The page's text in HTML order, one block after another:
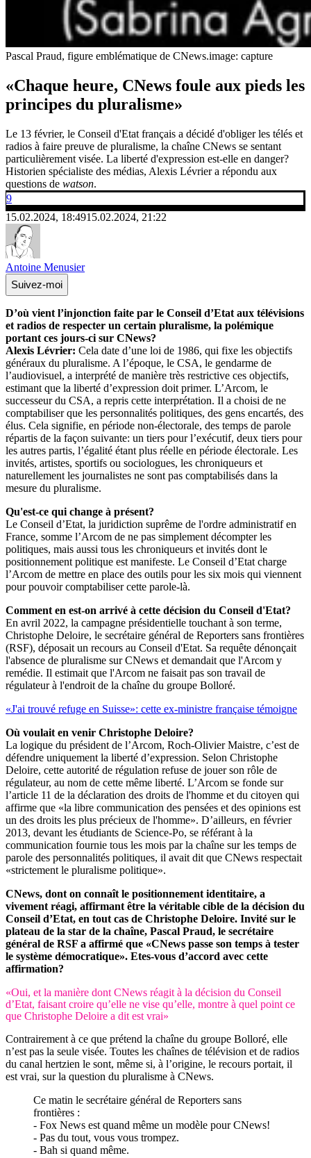
Pascal Praud, figure emblématique de CNews.image: capture
«Chaque heure, CNews foule aux pieds les
principes du pluralisme»
Le 13 février, le Conseil d'Etat français a décidé d'obliger les télés et
radios à faire preuve de pluralisme, la chaîne CNews se sentant
particulièrement visée. La liberté d'expression est-elle en danger?
Historien spécialiste des médias, Alexis Lévrier a répondu aux
questions de watson.
9
15.02.2024, 18:4915.02.2024, 21:22
Antoine Menusier
Suivez-moi
D’où vient l’injonction faite par le Conseil d’Etat aux télévisions
et radios de respecter un certain pluralisme, la polémique
portant ces jours-ci sur CNews?
Alexis Lévrier: Cela date d’une loi de 1986, qui fixe les objectifs
généraux du pluralisme. A l’époque, le CSA, le gendarme de
l’audiovisuel, a interprété de manière très restrictive ces objectifs,
estimant que la liberté d’expression doit primer. L’Arcom, le
successeur du CSA, a repris cette interprétation. Il a choisi de ne
comptabiliser que les personnalités politiques, des gens encartés, des
élus. Cela signifie, en période non-électorale, des temps de parole
répartis de la façon suivante: un tiers pour l’exécutif, deux tiers pour
les autres partis, l’égalité étant plus réelle en période électorale. Les
invités, artistes, sportifs ou sociologues, les chroniqueurs et
naturellement les journalistes ne sont pas comptabilisés dans la
mesure du pluralisme.
Qu'est-ce qui change à présent?
Le Conseil d’Etat, la juridiction suprême de l'ordre administratif en
France, somme l’Arcom de ne pas simplement décompter les
politiques, mais aussi tous les chroniqueurs et invités dont le
positionnement politique est manifeste. Le Conseil d’Etat charge
l’Arcom de mettre en place des outils pour les six mois qui viennent
pour pouvoir comptabiliser cette parole-là.
Comment en est-on arrivé à cette décision du Conseil d'Etat?
En avril 2022, la campagne présidentielle touchant à son terme,
Christophe Deloire, le secrétaire général de Reporters sans frontières
(RSF), déposait un recours au Conseil d'Etat. Sa requête dénonçait
l'absence de pluralisme sur CNews et demandait que l'Arcom y
remédie. Il estimait que l'Arcom ne faisait pas son travail de
régulateur à l'endroit de la chaîne du groupe Bolloré.
«J'ai trouvé refuge en Suisse»: cette ex-ministre française témoigne
Où voulait en venir Christophe Deloire?
La logique du président de l’Arcom, Roch-Olivier Maistre, c’est de
défendre uniquement la liberté d’expression. Selon Christophe
Deloire, cette autorité de régulation refuse de jouer son rôle de
régulateur, au nom de cette même liberté. L’Arcom se fonde sur
l’article 11 de la déclaration des droits de l'homme et du citoyen qui
affirme que «la libre communication des pensées et des opinions est
un des droits les plus précieux de l'homme». D’ailleurs, en février
2013, devant les étudiants de Science-Po, se référant à la
communication fournie tous les mois par la chaîne sur les temps de
parole des personnalités politiques, il avait dit que CNews respectait
«strictement le pluralisme politique».
CNews, dont on connaît le positionnement identitaire, a
vivement réagi, affirmant être la véritable cible de la décision du
Conseil d’Etat, en tout cas de Christophe Deloire. Invité sur le
plateau de la star de la chaîne, Pascal Praud, le secrétaire
général de RSF a affirmé que «CNews passe son temps à tester
le système démocratique». Etes-vous d’accord avec cette
affirmation?
«Oui, et la manière dont CNews réagit à la décision du Conseil
d’Etat, faisant croire qu’elle ne vise qu’elle, montre à quel point ce
que Christophe Deloire a dit est vrai»
Contrairement à ce que prétend la chaîne du groupe Bolloré, elle
n’est pas la seule visée. Toutes les chaînes de télévision et de radios
du canal hertzien le sont, même si, à l’origine, le recours portait, il
est vrai, sur la question du pluralisme à CNews.
Ce matin le secrétaire général de Reporters sans
frontières :
- Fox News est quand même un modèle pour CNews!
- Pas du tout, vous vous trompez.
- Bah si quand même.